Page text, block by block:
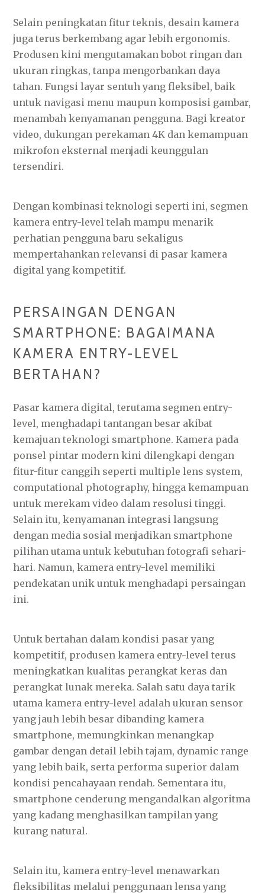
Selain peningkatan fitur teknis, desain kamera
juga terus berkembang agar lebih ergonomis.
Produsen kini mengutamakan bobot ringan dan
ukuran ringkas, tanpa mengorbankan daya
tahan. Fungsi layar sentuh yang fleksibel, baik
untuk navigasi menu maupun komposisi gambar,
menambah kenyamanan pengguna. Bagi kreator
video, dukungan perekaman 4K dan kemampuan
mikrofon eksternal menjadi keunggulan
tersendiri.
Dengan kombinasi teknologi seperti ini, segmen
kamera entry-level telah mampu menarik
perhatian pengguna baru sekaligus
mempertahankan relevansi di pasar kamera
digital yang kompetitif.
PERSAINGAN DENGAN
SMARTPHONE: BAGAIMANA
KAMERA ENTRY-LEVEL
BERTAHAN?
Pasar kamera digital, terutama segmen entry-
level, menghadapi tantangan besar akibat
kemajuan teknologi smartphone. Kamera pada
ponsel pintar modern kini dilengkapi dengan
fitur-fitur canggih seperti multiple lens system,
computational photography, hingga kemampuan
untuk merekam video dalam resolusi tinggi.
Selain itu, kenyamanan integrasi langsung
dengan media sosial menjadikan smartphone
pilihan utama untuk kebutuhan fotografi sehari-
hari. Namun, kamera entry-level memiliki
pendekatan unik untuk menghadapi persaingan
ini.
Untuk bertahan dalam kondisi pasar yang
kompetitif, produsen kamera entry-level terus
meningkatkan kualitas perangkat keras dan
perangkat lunak mereka. Salah satu daya tarik
utama kamera entry-level adalah ukuran sensor
yang jauh lebih besar dibanding kamera
smartphone, memungkinkan menangkap
gambar dengan detail lebih tajam, dynamic range
yang lebih baik, serta performa superior dalam
kondisi pencahayaan rendah. Sementara itu,
smartphone cenderung mengandalkan algoritma
yang kadang menghasilkan tampilan yang
kurang natural.
Selain itu, kamera entry-level menawarkan
fleksibilitas melalui penggunaan lensa yang